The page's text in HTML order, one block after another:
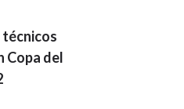
técnicos
Copa del